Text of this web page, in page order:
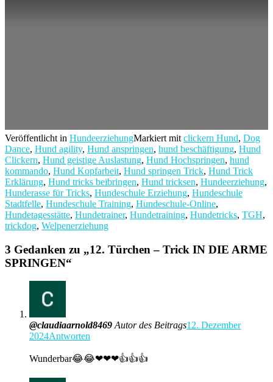
Veröffentlicht in HundeerziehungMarkiert mit clickern Hund, Dog
Dance, Hund agility, Hund anspringen, hund beschäftigung, Hund
Clickern, Hund geistige Auslastung, Hund Hochspringen, hund
kommando, Hund Kopfarbeit, Hund springen Trick, Hund Trick
Erklärung, Hund tricks beibringen, Hund tricksen, Hundeerziehung,
Hunderasse für Tricks, Hundeschule Erziehung, Hundeschule
Stadtfelle, Hundeschule Training, Hundeschule-Online,
Hundetagesstätte, Hundetrainer, Hundetraining, Hundetricks, TGH,
trickdog, Welpenerziehung
3 Gedanken zu „12. Türchen – Trick IN DIE ARME
SPRINGEN“
@claudiaarnold8469 Autor des Beitrags12. Dezember
2024Antworten
Wunderbar😂😂❤❤❤👍👍👍